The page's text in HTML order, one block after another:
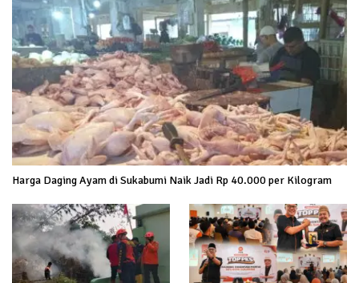
Harga Daging Ayam di Sukabumi Naik Jadi Rp 40.000 per Kilogram